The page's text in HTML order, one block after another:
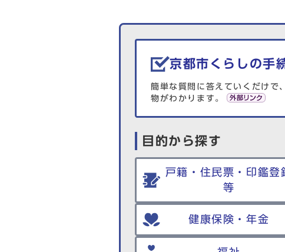
生活情報を探す
京都市くらしの手
簡単な質問に答えていくだけで
物がわかります。
目的から探す
戸籍・住民票・印鑑登
等
健康保険・年金